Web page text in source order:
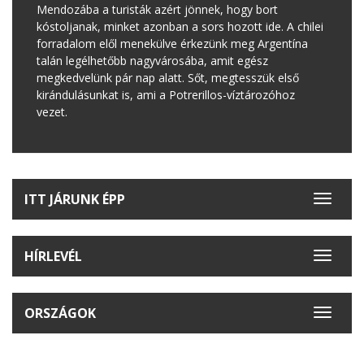
Mendozába a turisták azért jönnek, hogy bort
kóstoljanak, minket azonban a sors hozott ide. A chilei
forradalom elől menekülve érkezünk meg Argentína
talán legélhetőbb nagyvárosába, amit egész
megkedvelünk pár nap alatt. Sőt, megtesszük első
kirándulásunkat is, ami a Potrerillos-víztározóhoz
vezet.
Toggle
ITT JÁRUNK ÉPP
Toggle
HÍRLEVÉL
Toggle
ORSZÁGOK